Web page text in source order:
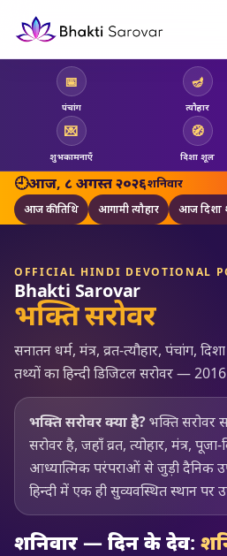
📅
पंचांग
🪔
त्यौहार
💌
शुभकामनाएँ
🧭
दिशा शूल
🕘आज, ८ अगस्त २०२६शनिवार
आज की तिथि आगामी त्यौहार आज दिशा
OFFICIAL HINDI DEVOTIONAL
Bhakti Sarovar
भक्ति सरोवर
सनातन धर्म, मंत्र, व्रत-त्यौहार, पंचांग,
तथ्यों का हिन्दी डिजिटल सरोवर —
भक्ति सरोवर क्या है?भक्ति सरोवर
सरोवर है, जहाँ व्रत, त्योहार, मंत्र,
आध्यात्मिक परंपराओं से जुड़ी दैनिक
हिन्दी में एक ही सुव्यवस्थित स्थान पर
शनिवार — दिन के देव: